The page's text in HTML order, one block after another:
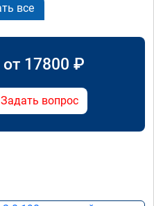
все
17800 ₽
Задать вопрос